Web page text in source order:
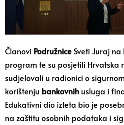
Članovi Podružnice Sveti Juraj
program te su posjetili Hrvatska
sudjelovali u radionici o
korištenju bankovnih usluga i
Edukativni dio izleta bio je
na zaštitu osobnih podataka i